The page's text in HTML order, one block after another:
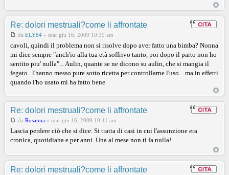
Re: dolori mestruali?come li affrontate
da ELY84 » mar giu 16, 2009 10:39 am
cavoli, quindi il problema non si risolve dopo aver fatto una bimba? Nonna
mi dice sempre "anch'io alla tua età soffrivo tanto, poi dopo il parto non ho
sentito piu' nulla"... Aulin, quante se ne dicono su aulin, che si mangia il
fegato.. l'hanno messo pure sotto ricetta per controllarne l'uso... ma in effetti
quando l'ho usato mi ha fatto bene
Re: dolori mestruali?come li affrontate
da Rosanna » mar giu 16, 2009 10:41 am
Lascia perdere ciò che si dice. Si tratta di casi in cui l'assunzione era
cronica, quotidiana e per anni. Una al mese non ti fa nulla!
Re: dolori mestruali?come li affrontate